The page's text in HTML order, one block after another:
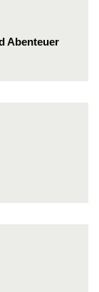
Abenteuer